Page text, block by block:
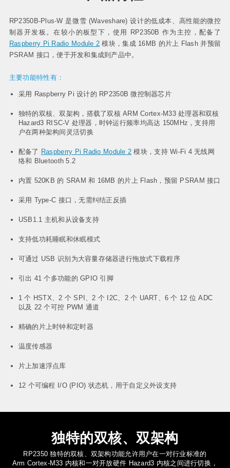
外壳
板工业级 8 路
网络继电器
板工业级 8 路
网络继电器
RGB开发板
RP2350B-Plus-W 是微雪 (Waveshare) 设计的低成本、高性能的微控
制器开发板。在较小的板型下，使用 RP2350B 作为主控，配备了
Raspberry Pi Radio Module 2 模块，集成 16MB 的片上 Flash 并预留
PSRAM 接口，便于开发和集成到产品中。
主要功能特性有：
采用 Raspberry Pi 设计的 RP2350B 微控制器芯片
独特的双核、双架构，搭载了双核 ARM Cortex-M33 处理器和双核
Hazard3 RISC-V 处理器，时钟运行频率均高达 150MHz，支持用
户在两种架构间灵活切换
配备了 Raspberry Pi Radio Module 2 模块，支持 Wi-Fi 4 无线网
络和 Bluetooth 5.2
内置 520KB 的 SRAM 和 16MB 的片上 Flash，预留 PSRAM 接口
采用 Type-C 接口，无需纠结正反插
USB1.1 主机和从设备支持
支持低功耗睡眠和休眠模式
可通过 USB 识别为大容量存储器进行拖放式下载程序
引出 41 个多功能的 GPIO 引脚
1 个 HSTX、2 个 SPI、2 个 I2C、2 个 UART、6 个 12 位 ADC
以及 22 个可控 PWM 通道
精确的片上时钟和定时器
温度传感器
片上加速浮点库
12 个可编程 I/O (PIO) 状态机，用于自定义外设支持
独特的双核、双架构
RP2350 独特的双核、双架构功能允许用户在一对行业标准的
Arm Cortex-M33 内核和一对开放硬件 Hazard3 内核之间进行切换，